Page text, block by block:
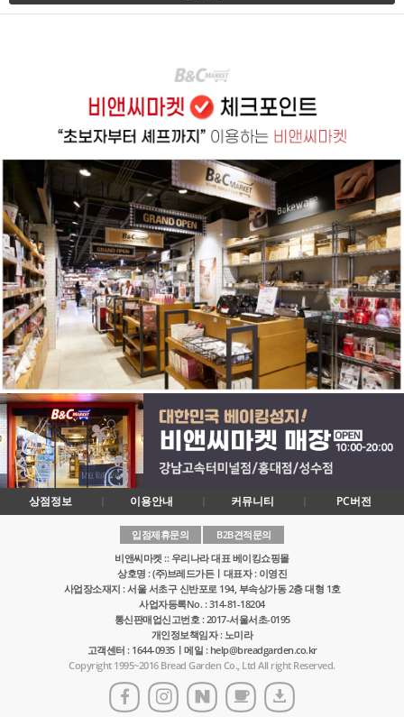
상점정보 이용안내 커뮤니티 PC버전
입점제휴문의
B2B견적문의
비앤씨마켓 :: 우리나라 대표 베이킹쇼핑몰
상호명 : (주)브레드가든ㅣ대표자 : 이영진
사업장소재지 : 서울 서초구 신반포로 194, 부속상가동 2층 대형 1호
사업자등록No. : 314-81-18204
통신판매업신고번호 : 2017-서울서초-0195
개인정보책임자 : 노미라
고객센터 : 1644-0935ㅣ메일 : help@breadgarden.co.kr
Copyright 1995~2016 Bread Garden Co., Ltd All right Reserved.